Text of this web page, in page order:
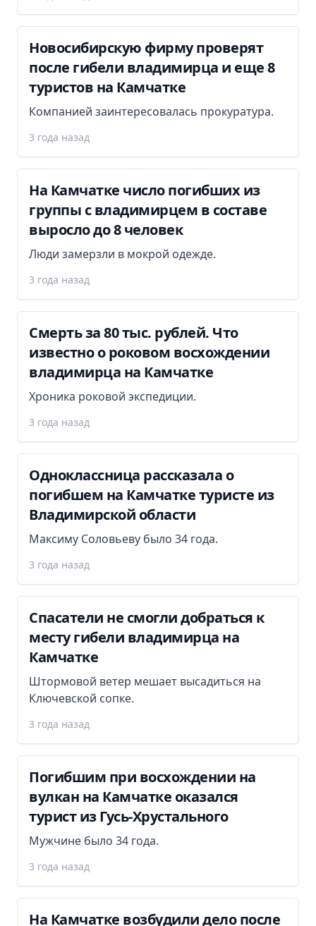
Новосибирскую фирму проверят
после гибели владимирца и еще 8
туристов на Камчатке
Компанией заинтересовалась прокуратура.
3 года назад
На Камчатке число погибших из
группы с владимирцем в составе
выросло до 8 человек
Люди замерзли в мокрой одежде.
3 года назад
Смерть за 80 тыс. рублей. Что
известно о роковом восхождении
владимирца на Камчатке
Хроника роковой экспедиции.
3 года назад
Одноклассница рассказала о
погибшем на Камчатке туристе из
Владимирской области
Максиму Соловьеву было 34 года.
3 года назад
Спасатели не смогли добраться к
месту гибели владимирца на
Камчатке
Штормовой ветер мешает высадиться на
Ключевской сопке.
3 года назад
Погибшим при восхождении на
вулкан на Камчатке оказался
турист из Гусь-Хрустального
Мужчине было 34 года.
3 года назад
На Камчатке возбудили дело после